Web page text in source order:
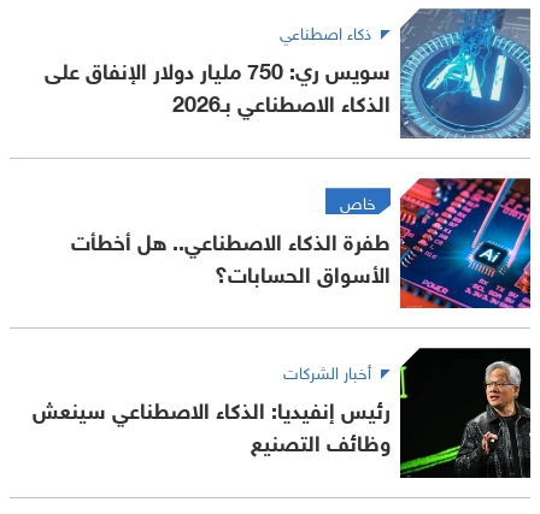
ذكاء اصطناعي
سويس ري: 750 مليار دولار الإنفاق على
الذكاء الاصطناعي بـ2026
خاص
طفرة الذكاء الاصطناعي.. هل أخطأت
الأسواق الحسابات؟
أخبار الشركات
رئيس إنفيديا: الذكاء الاصطناعي سينعش
وظائف التصنيع